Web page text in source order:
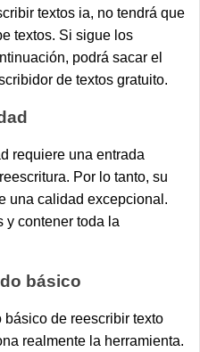
textos ia, no tendrá que
textos. Si sigue los
podrá sacar el
de textos gratuito.
requiere una entrada
Por lo tanto, su
una calidad excepcional.
y contener toda la
básico
básico de reescribir texto
realmente la herramienta.